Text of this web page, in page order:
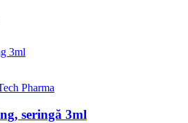
Pharma
seringă 3ml